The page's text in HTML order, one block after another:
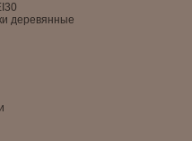
деревянные